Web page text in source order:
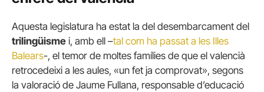
Aquesta legislatura ha estat la del desembarcament del
trilingüisme i, amb ell –tal com ha passat a les Illes
Balears-, el temor de moltes famílies de que el valencià
retrocedeixi a les aules, «un fet ja comprovat», segons
la valoració de Jaume Fullana, responsable d’educació